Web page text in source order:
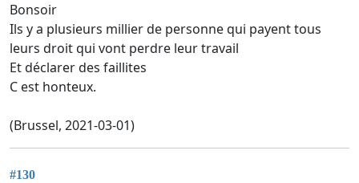
Bonsoir
Ils y a plusieurs millier de personne qui payent tous
leurs droit qui vont perdre leur travail
Et déclarer des faillites
C est honteux.
(Brussel, 2021-03-01)
#130